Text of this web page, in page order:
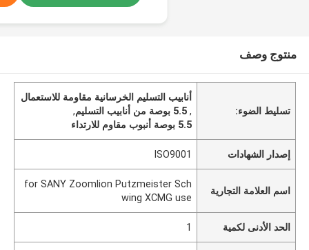
منتوج وصف
تسليط الضوء:
أنابيب التسليم الخرسانية مقاومة للاستعمال
,5.5 بوصة من أنابيب التسليم
,
5.5 بوصة أنبوب مقاوم للارتداء
إصدار الشهادات ISO9001
اسم العلامة التجارية
for SANY Zoomlion Putzmeister Sch
wing XCMG use
الحد الأدنى لكمية 1